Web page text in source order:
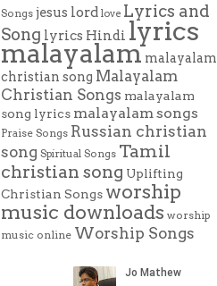
Songs jesus lord love Lyrics and
Song lyrics Hindi lyrics
malayalam malayalam
christian song Malayalam
Christian Songs malayalam
song lyrics malayalam songs
Praise Songs Russian christian
song Spiritual Songs Tamil
christian song Uplifting
Christian Songs worship
music downloads worship
music online Worship Songs